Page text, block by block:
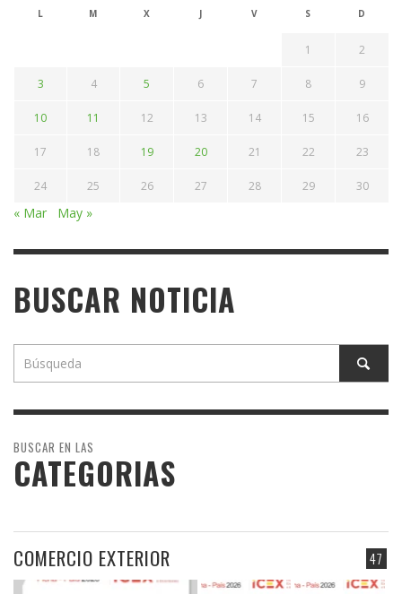
L M X J V S D
1 2
3 4 5 6 7 8 9
10 11 12 13 14 15 16
17 18 19 20 21 22 23
24 25 26 27 28 29 30
« Mar May »
BUSCAR NOTICIA
BUSCAR EN LAS
CATEGORIAS
47
COMERCIO EXTERIOR